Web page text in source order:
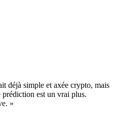
déjà simple et axée crypto, mais
prédiction est un vrai plus.
»